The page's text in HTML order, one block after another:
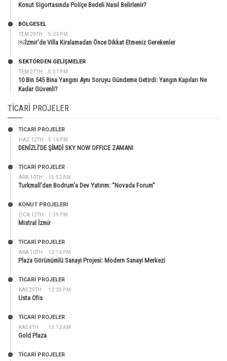
Konut Sigortasında Poliçe Bedeli Nasıl Belirlenir?
TEM 29TH 5:24 PM
BÖLGESEL
￼İzmir’de Villa Kiralamadan Önce Dikkat Etmeniz Gerekenler
TEM 27TH 5:37 PM
SEKTÖRDEN GELIŞMELER
10 Bin 545 Bina Yangını Aynı Soruyu Gündeme Getirdi: Yangın Kapıları Ne
Kadar Güvenli?
TICARI PROJELER
HAZ 12TH 5:14 PM
TİCARİ PROJELER
DENİZLİ’DE ŞİMDİ SKY NOW OFFICE ZAMANI
ARA 10TH 10:52 AM
TİCARİ PROJELER
Turkmall’dan Bodrum’a Dev Yatırım: “Novada Forum”
OCA 12TH 1:39 PM
KONUT PROJELERI
Mistral İzmir
ARA 10TH 12:14 PM
TİCARİ PROJELER
Plaza Görünümlü Sanayi Projesi: Modern Sanayi Merkezi
KAS 29TH 12:23 PM
TİCARİ PROJELER
Usta Ofis
KAS 6TH 10:12 AM
TİCARİ PROJELER
Gold Plaza
TİCARİ PROJELER